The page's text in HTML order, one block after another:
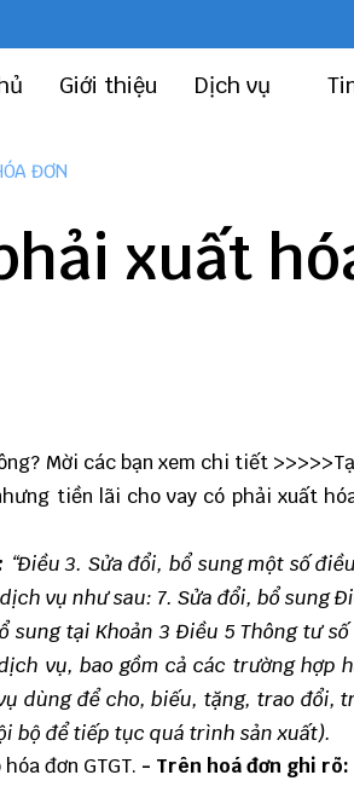
Giới thiệu Dịch vụ
ĐƠN
xuất
Mời các bạn xem chi tiết >>>>>
tiền lãi cho vay có phải xuất
“Điều 3. Sửa đổi, bổ sung một số
vụ như sau: 7. Sửa đổi, bổ sung
tại Khoản 3 Điều 5 Thông tư số
vụ, bao gồm cả các trường hợp
dùng để cho, biếu, tặng, trao đổi,
bộ để tiếp tục quá trình sản xuất).
đơn GTGT. - Trên hoá đơn ghi rõ: